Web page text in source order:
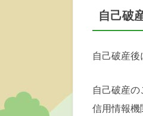
自己破
自己破産後
自己破産の
信用情報機